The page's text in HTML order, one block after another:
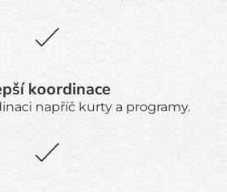
koordinace
napříč kurty a programy.